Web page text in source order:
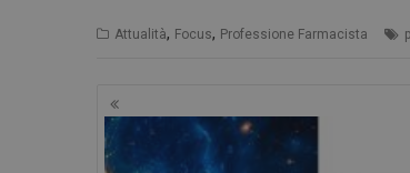
Attualità, Focus, Professione Farmacista
Navigazione
articoli